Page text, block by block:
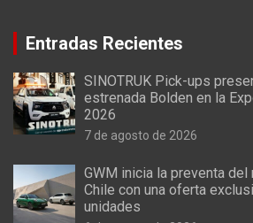
Entradas Recientes
SINOTRUK Pick-ups
estrenada Bolden en la
2026
7 de agosto de 2026
GWM inicia la preventa del
Chile con una oferta
unidades